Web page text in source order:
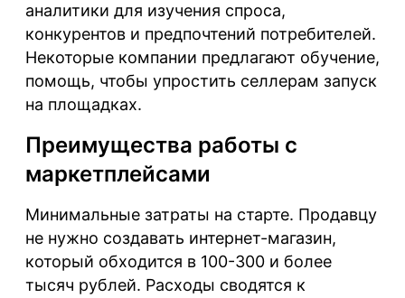
аналитики для изучения спроса,
конкурентов и предпочтений потребителей.
Некоторые компании предлагают обучение,
помощь, чтобы упростить селлерам запуск
на площадках.
Преимущества работы с
маркетплейсами
Минимальные затраты на старте. Продавцу
не нужно создавать интернет-магазин,
который обходится в 100-300 и более
тысяч рублей. Расходы сводятся к